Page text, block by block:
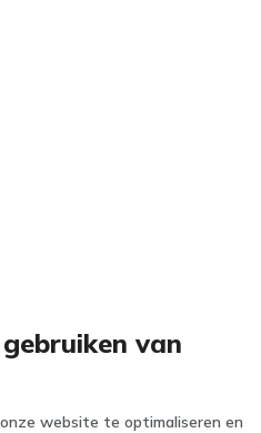
van
website te optimaliseren en